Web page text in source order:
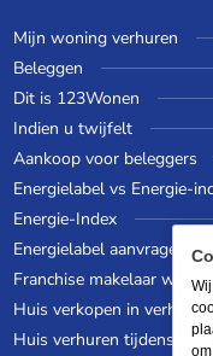
Mijn woning verhuren
Beleggen
Dit is 123Wonen
Indien u twijfelt
Aankoop voor beleggers
Energielabel vs Energie-
Energie-Index
Energielabel aanvragen
Franchise makelaar
Huis verkopen in
Huis verhuren tijdens een